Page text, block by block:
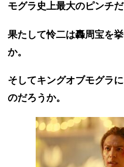
モグラ史上最大のピンチだ
果たして怜二は轟周宝を
か。
そしてキングオブモグラ
のだろうか。